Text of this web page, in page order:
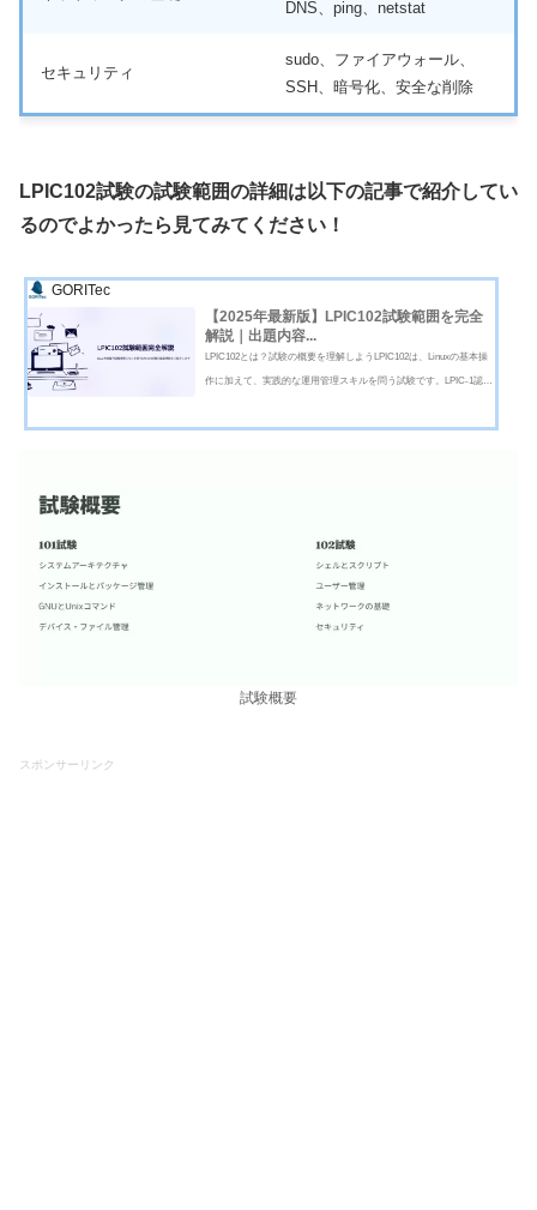
DNS、ping、netstat
セキュリティ
sudo、ファイアウォール、
SSH、暗号化、安全な削除
LPIC102試験の試験範囲の詳細は以下の記事で紹介してい
るのでよかったら見てみてください！
GORITec
【2025年最新版】LPIC102試験範囲を完全
解説｜出題内容...
LPIC102とは？試験の概要を理解しようLPIC102は、Linuxの基本操
作に加えて、実践的な運用管理スキルを問う試験です。LPIC-1認定
あります。102では特に、シェル操作・ユーザー管理・ネットワー
試験概要
スポンサーリンク